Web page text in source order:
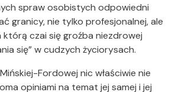
spraw osobistych odpowiedni
granicy, nie tylko profesjonalnej, ale
którą czai się groźba niezdrowej
się” w cudzych życiorysach.
Fordowej nic właściwie nie
opiniami na temat jej samej i jej